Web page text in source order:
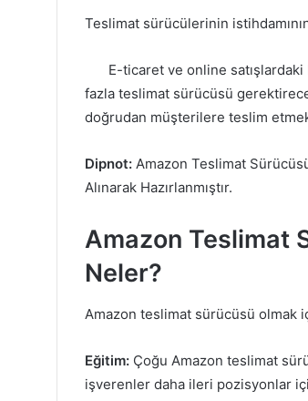
Teslimat sürücülerinin
E-ticaret ve online
fazla teslimat sürücüsü
doğrudan müşterilere teslim etmek
Dipnot: Amazon Teslimat
Alınarak Hazırlanmıştır.
Amazon Teslimat
Neler?
Amazon teslimat sürücüsü olmak
Eğitim: Çoğu Amazon teslimat
işverenler daha ileri pozisyonlar